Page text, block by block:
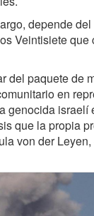
depende
Veintisiete que
del paquete de
en
genocida israelí
que la propia
von der